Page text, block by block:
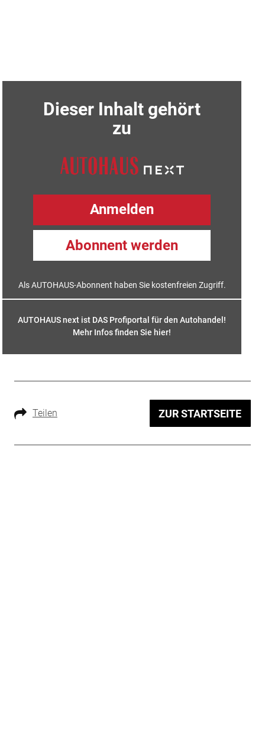
Dieser Inhalt gehört
zu
Anmelden
Abonnent werden
Als AUTOHAUS-Abonnent haben Sie kostenfreien Zugriff.
AUTOHAUS next ist DAS Profiportal für den Autohandel!
Mehr Infos finden Sie hier!
Teilen ZUR STARTSEITE